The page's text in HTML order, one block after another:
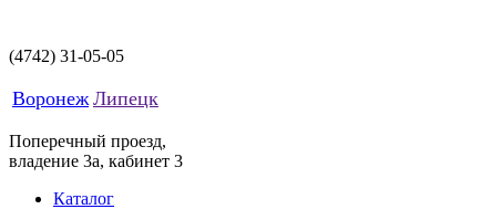
(4742) 31-05-05
Воронеж Липецк
Поперечный проезд,
владение 3а, кабинет 3
Каталог